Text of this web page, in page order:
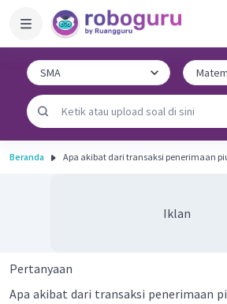
Beranda Apa akibat dari transaksi penerimaan
Iklan
Pertanyaan
Apa akibat dari transaksi penerimaan